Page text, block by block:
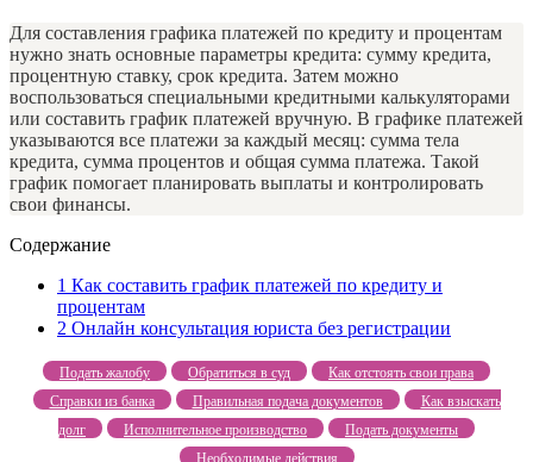
Для составления графика платежей по кредиту и процентам
нужно знать основные параметры кредита: сумму кредита,
процентную ставку, срок кредита. Затем можно
воспользоваться специальными кредитными калькуляторами
или составить график платежей вручную. В графике платежей
указываются все платежи за каждый месяц: сумма тела
кредита, сумма процентов и общая сумма платежа. Такой
график помогает планировать выплаты и контролировать
свои финансы.
Содержание
1 Как составить график платежей по кредиту и
процентам
2 Онлайн консультация юриста без регистрации
Подать жалобу Обратиться в суд
Как отстоять свои права
Справки из банка
Правильная подача документов
Как взыскать
долг
Исполнительное производство
Подать документы